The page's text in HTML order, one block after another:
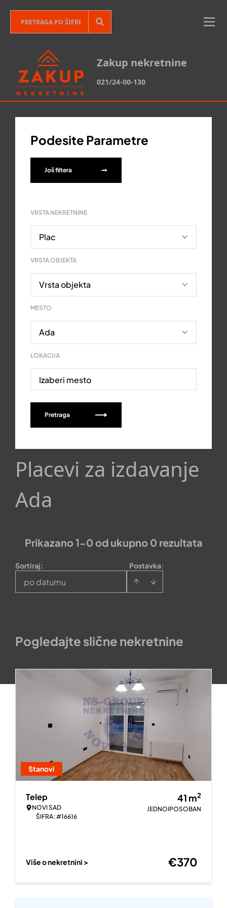
Zakup nekretnine
021/24-00-130
Podesite Parametre
Još filtera
VRSTA NEKRETNINE
VRSTA OBJEKTA
MESTO
LOKACIJA
Izaberi mesto
Pretraga
Placevi za izdavanje
Ada
Prikazano 1-0 od ukupno 0 rezultata
Postavka:
Sortiraj:
po datumu
Pogledajte slične nekretnine
Stanovi
Telep
NOVI SAD
ŠIFRA: #16616
41 m2
JEDNOIPOSOBAN
Više o nekretnini > €370